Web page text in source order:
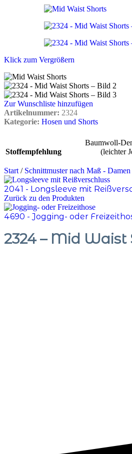
Klick zum Vergrößern
Zur Wunschliste hinzufügen
Artikelnummer: 2324
Kategorie: Hosen und Shorts
Stoffempfehlung
Baumwoll-
(leichter
Start / Schnittmuster nach Maß - Damen
2041 - Longsleeve mit
Zurück zu den Produkten
4690 - Jogging- oder
2324 – Mid Waist